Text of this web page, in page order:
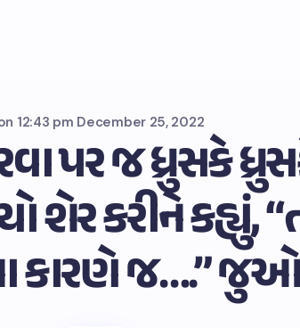
12:43 pm December 25, 2022
પર જ ધ્રુસકે
શેર કરીને કહ્યું,
કારણે જ….”